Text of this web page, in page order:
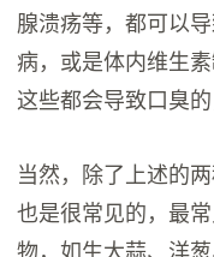
腺溃疡等，都可以
病，或是体内维生
这些都会导致口臭
当然，除了上述的
也是很常见的，最
物，如生大蒜、洋